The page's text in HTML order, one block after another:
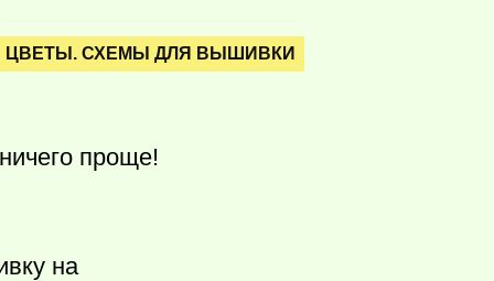
ЦВЕТЫ. СХЕМЫ ДЛЯ ВЫШИВКИ
проще!
на